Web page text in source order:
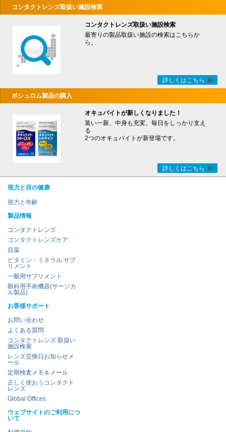
コンタクトレンズ取扱い施設検索
コンタクトレンズ取扱い施設検索
最寄りの製品取扱い施設の検索はこちらか
ら。
詳しくはこちら
ボシュロム製品の購入
オキュバイトが新しくなりました！
装い一新、中身も充実。毎日をしっかり支え
る
2つのオキュバイトが新登場です。
詳しくはこちら
視力と目の健康
視力と年齢
製品情報
コンタクトレンズ
コンタクトレンズケア
目薬
ビタミン・ミネラル サプ
リメント
一般用サプリメント
眼科用手術機器(サージカ
ル製品)
お客様サポート
お問い合わせ
よくある質問
コンタクトレンズ 取扱い
施設検索
レンズ交換日お知らせメ
ール
定期検査メモ＆メール
正しく使おうコンタクト
レンズ
Global Offices
ウェブサイトのご利用につ
いて